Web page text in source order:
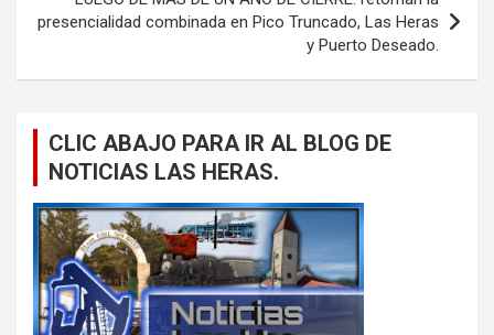
presencialidad combinada en Pico Truncado, Las Heras
y Puerto Deseado.
CLIC ABAJO PARA IR AL BLOG DE
NOTICIAS LAS HERAS.